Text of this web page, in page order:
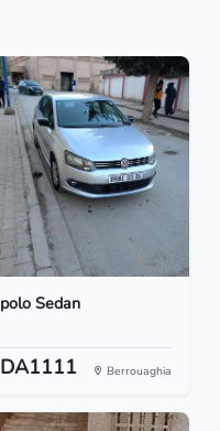
polo Sedan
DA1111 Berrouaghia